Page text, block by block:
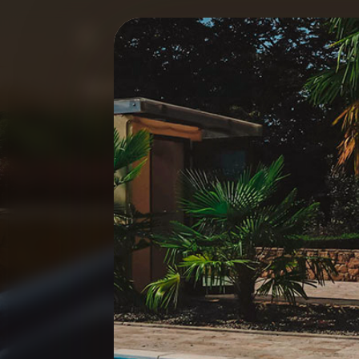
8-800-551-33-92
Программы Бронирование
Комплексы процедур,